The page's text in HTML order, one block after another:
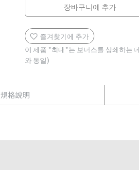
장바구니에 추가
즐겨찾기에 추가
이 제품 "최대"는 보너스를 상쇄하는
와 동일)
規格說明